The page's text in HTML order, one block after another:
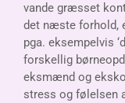
vande græsset
det næste forhold,
pga. eksempelvis
forskellig
eksmænd og
stress og følelsen